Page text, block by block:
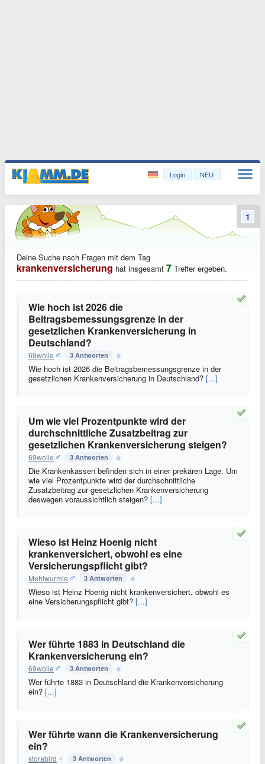
Login NEU
Deine Suche nach Fragen mit dem Tag
krankenversicherung hat insgesamt 7 Treffer ergeben.
Wie hoch ist 2026 die
Beitragsbemessungsgrenze in der
gesetzlichen Krankenversicherung in
Deutschland?
69wolle 3 Antworten
Wie hoch ist 2026 die Beitragsbemessungsgrenze in der
gesetzlichen Krankenversicherung in Deutschland? [...]
Um wie viel Prozentpunkte wird der
durchschnittliche Zusatzbeitrag zur
gesetzlichen Krankenversicherung steigen?
69wolle 3 Antworten
Die Krankenkassen befinden sich in einer prekären Lage. Um
wie viel Prozentpunkte wird der durchschnittliche
Zusatzbeitrag zur gesetzlichen Krankenversicherung
deswegen voraussichtlich steigen? [...]
Wieso ist Heinz Hoenig nicht
krankenversichert, obwohl es eine
Versicherungspflicht gibt?
Mehlwurmle 3 Antworten
Wieso ist Heinz Hoenig nicht krankenversichert, obwohl es
eine Versicherungspflicht gibt? [...]
Wer führte 1883 in Deutschland die
Krankenversicherung ein?
69wolle 3 Antworten
Wer führte 1883 in Deutschland die Krankenversicherung
ein? [...]
Wer führte wann die Krankenversicherung
ein?
storabird 3 Antworten
1